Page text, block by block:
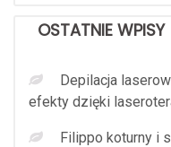
OSTATNIE WPISY
Depilacja
efekty dzięki
Filippo koturny i